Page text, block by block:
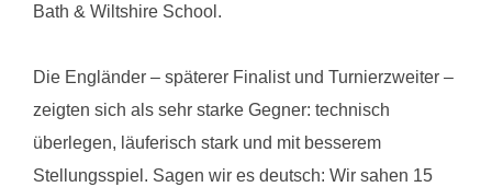
Bath & Wiltshire School.
Die Engländer – späterer Finalist und Turnierzweiter –
zeigten sich als sehr starke Gegner: technisch
überlegen, läuferisch stark und mit besserem
Stellungsspiel. Sagen wir es deutsch: Wir sahen 15